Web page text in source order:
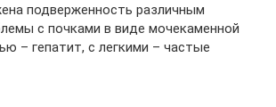
подверженность различным
с почками в виде мочекаменной
– гепатит, с легкими – частые